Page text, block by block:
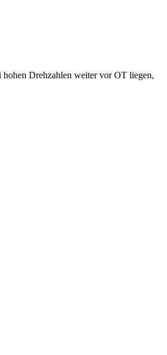
Drehzahlen weiter vor OT liegen,